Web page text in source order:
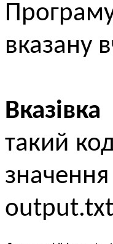
вказану
такий
output.txt